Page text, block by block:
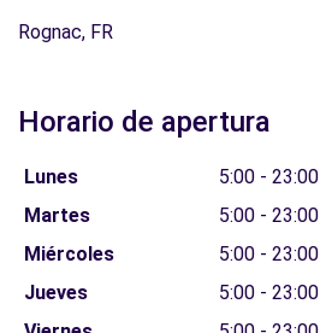
Rognac, FR
Horario de apertura
Lunes
5:00 - 23:00
Martes
5:00 - 23:00
Miércoles
5:00 - 23:00
Jueves
5:00 - 23:00